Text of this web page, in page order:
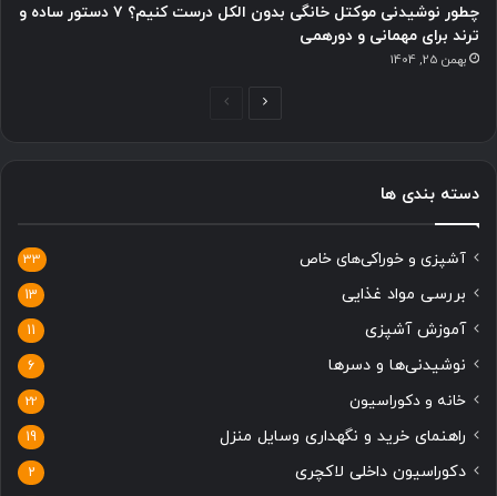
چطور نوشیدنی موکتل خانگی بدون الکل درست کنیم؟ ۷ دستور ساده و
ترند برای مهمانی و دورهمی
بهمن 25, 1404
دسته بندی ها
آشپزی و خوراکی‌های خاص 33
بررسی مواد غذایی 13
آموزش آشپزی 11
نوشیدنی‌ها و دسرها 6
خانه و دکوراسیون 22
راهنمای خرید و نگهداری وسایل منزل 19
دکوراسیون داخلی لاکچری 2